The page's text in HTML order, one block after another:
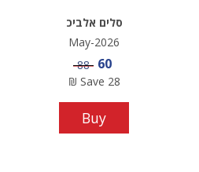
סלים אלביכ
May-2026
Sale price
60
Price
88
Save 28
₪
Buy